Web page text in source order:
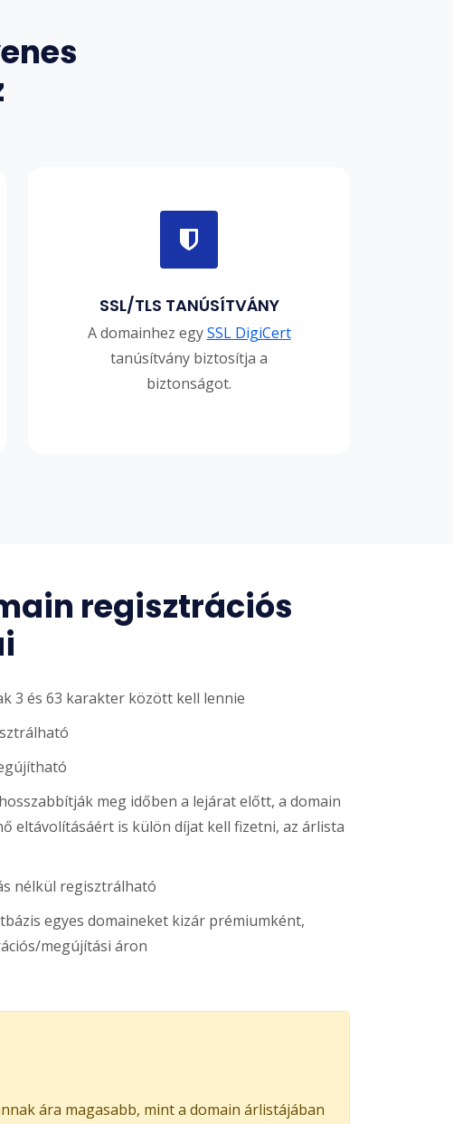
SSL/TLS TANÚSÍTVÁNY
A domainhez egySSL DigiCert
tanúsítvány biztosítja a
biztonságot.
regisztrációs
3 és 63 karakter között kell lennie
meg időben a lejárat előtt, a domain
eltávolításáért is külön díjat kell fizetni, az árlista
nélkül regisztrálható
egyes domaineket kizár prémiumként,
megújítási áron
ára magasabb, mint a domain árlistájában